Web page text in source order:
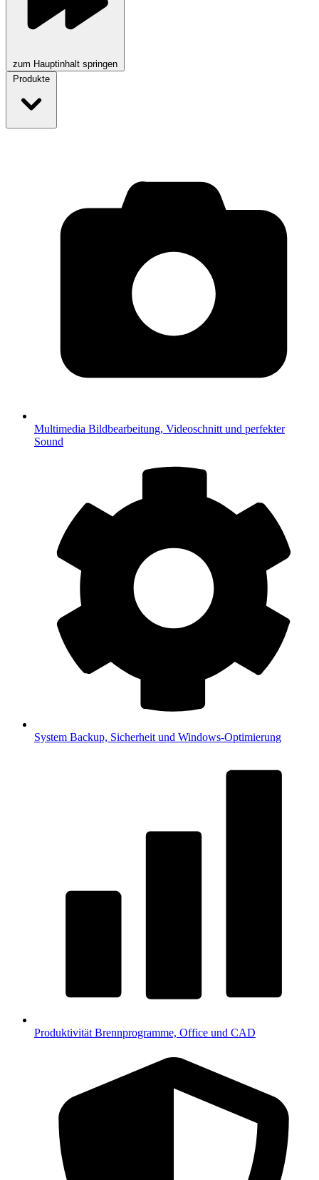
zum Hauptinhalt springen
Produkte
Multimedia Bildbearbeitung, Videoschnitt und perfekter
Sound
System Backup, Sicherheit und Windows-Optimierung
Produktivität Brennprogramme, Office und CAD